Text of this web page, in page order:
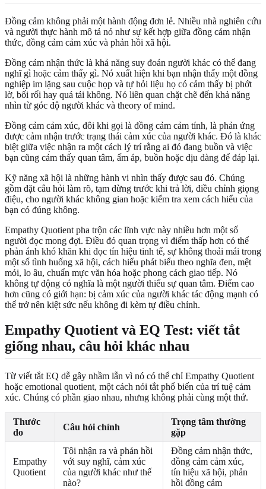
Đồng cảm không phải một hành động đơn lẻ. Nhiều nhà nghiên cứu
và người thực hành mô tả nó như sự kết hợp giữa đồng cảm nhận
thức, đồng cảm cảm xúc và phản hồi xã hội.
Đồng cảm nhận thức là khả năng suy đoán người khác có thể đang
nghĩ gì hoặc cảm thấy gì. Nó xuất hiện khi bạn nhận thấy một đồng
nghiệp im lặng sau cuộc họp và tự hỏi liệu họ có cảm thấy bị phớt
lờ, bối rối hay quá tải không. Nó liên quan chặt chẽ đến khả năng
nhìn từ góc độ người khác và theory of mind.
Đồng cảm cảm xúc, đôi khi gọi là đồng cảm cảm tính, là phản ứng
được cảm nhận trước trạng thái cảm xúc của người khác. Đó là khác
biệt giữa việc nhận ra một cách lý trí rằng ai đó đang buồn và việc
bạn cũng cảm thấy quan tâm, ấm áp, buồn hoặc dịu dàng để đáp lại.
Kỹ năng xã hội là những hành vi nhìn thấy được sau đó. Chúng
gồm đặt câu hỏi làm rõ, tạm dừng trước khi trả lời, điều chỉnh giọng
điệu, cho người khác không gian hoặc kiểm tra xem cách hiểu của
bạn có đúng không.
Empathy Quotient pha trộn các lĩnh vực này nhiều hơn một số
người đọc mong đợi. Điều đó quan trọng vì điểm thấp hơn có thể
phản ánh khó khăn khi đọc tín hiệu tinh tế, sự không thoải mái trong
một số tình huống xã hội, cách hiểu phát biểu theo nghĩa đen, mệt
mỏi, lo âu, chuẩn mực văn hóa hoặc phong cách giao tiếp. Nó
không tự động có nghĩa là một người thiếu sự quan tâm. Điểm cao
hơn cũng có giới hạn: bị cảm xúc của người khác tác động mạnh có
thể trở nên kiệt sức nếu không đi kèm tự điều chỉnh.
Empathy Quotient và EQ Test: viết tắt
giống nhau, câu hỏi khác nhau
Từ viết tắt EQ dễ gây nhầm lẫn vì nó có thể chỉ Empathy Quotient
hoặc emotional quotient, một cách nói tắt phổ biến của trí tuệ cảm
xúc. Chúng có phần giao nhau, nhưng không phải cùng một thứ.
Thước
đo
Câu hỏi chính
Trọng tâm thường
gặp
Empathy
Quotient
Tôi nhận ra và phản hồi
với suy nghĩ, cảm xúc
của người khác như thế
nào?
Đồng cảm nhận thức,
đồng cảm cảm xúc,
tín hiệu xã hội, phản
hồi đồng cảm